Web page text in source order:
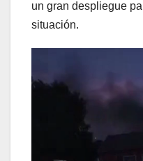
un gran despliegue
situación.